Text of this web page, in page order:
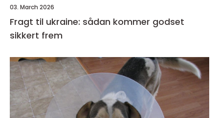
03. March 2026
Fragt til ukraine: sådan kommer godset
sikkert frem